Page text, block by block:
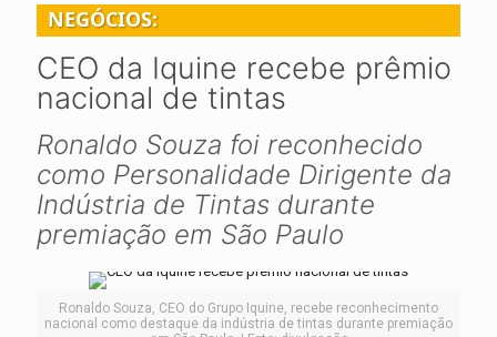
NEGÓCIOS:
CEO da Iquine recebe prêmio
nacional de tintas
Ronaldo Souza foi reconhecido
como Personalidade Dirigente da
Indústria de Tintas durante
premiação em São Paulo
Ronaldo Souza, CEO do Grupo Iquine, recebe reconhecimento
nacional como destaque da indústria de tintas durante premiação